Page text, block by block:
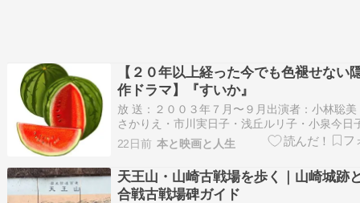
【２０年以上経った今でも色褪せない
作ドラマ】『すいか』
放 送：２００３年７月〜９月出演者：小林聡美
さかりえ・市川実日子・浅丘ルリ子・小泉今日
克実・金子貴俊・もたいまさこ・白石加代子・
いり リンク あらすじ 主人公・早川基子は、信
で働く34歳の […]
22日前 本と映画と人生
天王山・山崎古戦場を歩く｜山崎城跡
合戦古戦場碑ガイド